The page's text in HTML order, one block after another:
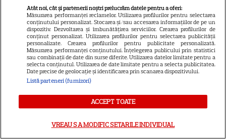
Elle
Unica
Retete practice
URMĂREȘTE-NE PE
Atât noi, cât și partenerii noștri prelucrăm datele pentru a oferi:
Măsurarea performanței reclamelor. Utilizarea profilurilor pentru selectarea
conținutului personalizat. Stocarea și/sau accesarea informațiilor de pe un
dispozitiv. Dezvoltarea și îmbunătățirea serviciilor. Crearea profilurilor de
conținut personalizat. Utilizarea profilurilor pentru selectarea publicității
personalizate. Crearea profilurilor pentru publicitate personalizată.
Măsurarea performanței conținutului. Înțelegerea publicului prin statistici
sau combinații de date din surse diferite. Utilizarea datelor limitate pentru a
selecta conținutul. Utilizarea de date limitate pentru a selecta publicitatea.
Date precise de geolocație și identificarea prin scanarea dispozitivului.
Listă parteneri (furnizori)
ACCEPT TOATE
VREAU SA MODIFIC SETARILE INDIVIDUAL